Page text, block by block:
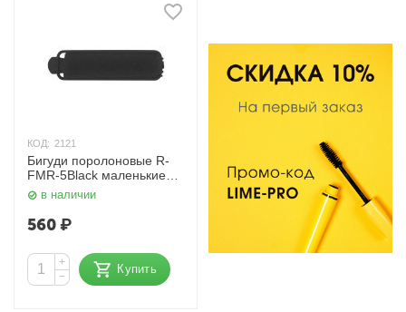
КОД: 2121
Бигуди поролоновые R-
FMR-5Black маленькие
16 мм 12 шт. Dewal
в наличии
560₽
+
−
Купить